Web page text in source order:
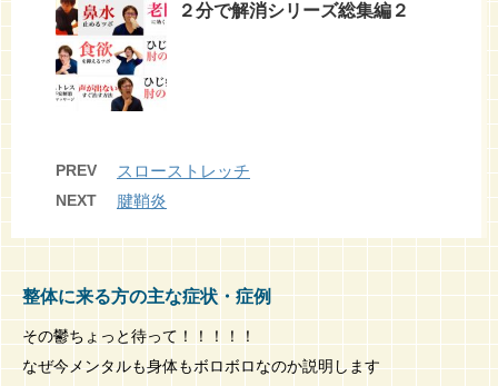
２分で解消シリーズ総集編２
PREV スローストレッチ
NEXT 腱鞘炎
整体に来る方の主な症状・症例
その鬱ちょっと待って！！！！！
なぜ今メンタルも身体もボロボロなのか説明します